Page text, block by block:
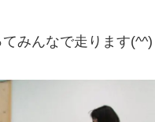
みんなで走ります(^^)